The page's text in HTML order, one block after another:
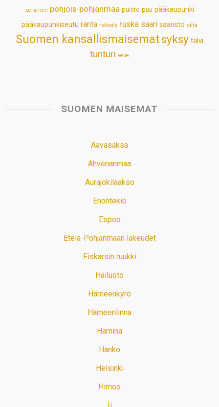
perämeri pohjois-pohjanmaa puisto puu pääkaupunki
pääkaupunkiseutu ranta retkeily ruska saari saaristo silta
Suomen kansallismaisematsyksy talvi
tunturi vene
SUOMEN MAISEMAT
Aavasaksa
Ahvenanmaa
Aurajokilaakso
Enontekiö
Espoo
Etelä-Pohjanmaan lakeudet
Fiskarsin ruukki
Hailuoto
Hämeenkyrö
Hämeenlinna
Hamina
Hanko
Helsinki
Himos
Ii